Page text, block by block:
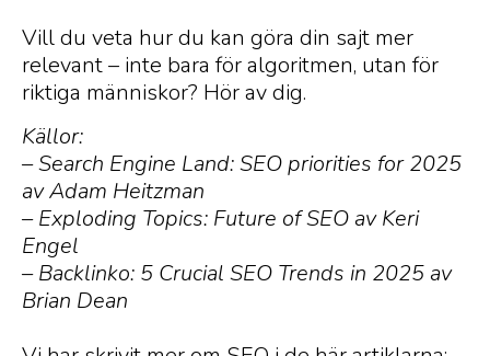
Vill du veta hur du kan göra din sajt mer
relevant – inte bara för algoritmen, utan för
riktiga människor? Hör av dig.
Källor:
– Search Engine Land: SEO priorities for 2025
av Adam Heitzman
– Exploding Topics: Future of SEO av Keri
Engel
– Backlinko: 5 Crucial SEO Trends in 2025 av
Brian Dean